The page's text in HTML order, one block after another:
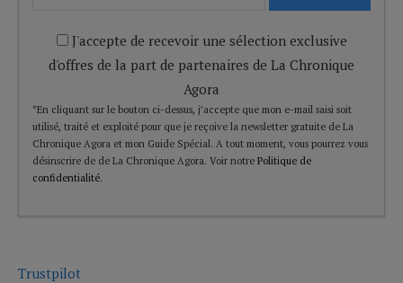
J'accepte de recevoir une sélection exclusive
d'offres de la part de partenaires de La Chronique
Agora
*En cliquant sur le bouton ci-dessus, j’accepte que mon e-mail saisi soit
utilisé, traité et exploité pour que je reçoive la newsletter gratuite de La
Chronique Agora et mon Guide Spécial. A tout moment, vous pourrez vous
désinscrire de de La Chronique Agora. Voir notre Politique de
confidentialité.
Trustpilot